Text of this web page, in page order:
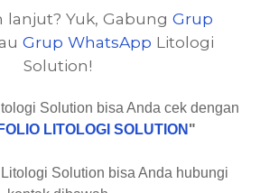
lanjut? Yuk, Gabung Grup
Grup WhatsApp Litologi
Solution!
Solution bisa Anda cek dengan
LITOLOGI SOLUTION "
Solution bisa Anda hubungi